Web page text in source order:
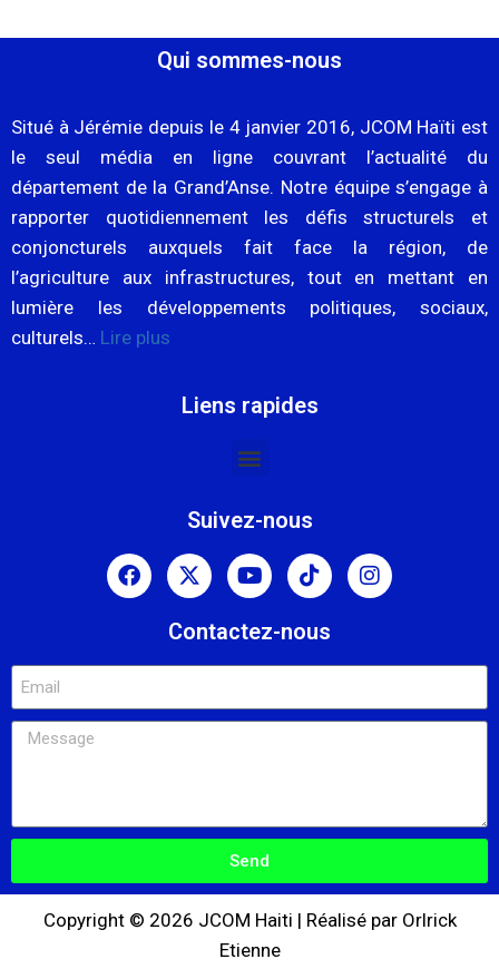
Qui sommes-nous
Situé à Jérémie depuis le 4 janvier 2016, JCOM Haïti est
le seul média en ligne couvrant l’actualité du
département de la Grand’Anse. Notre équipe s’engage à
rapporter quotidiennement les défis structurels et
conjoncturels auxquels fait face la région, de
l’agriculture aux infrastructures, tout en mettant en
lumière les développements politiques, sociaux,
culturels… Lire plus
Liens rapides
Suivez-nous
Contactez-nous
Send
Copyright © 2026 JCOM Haiti | Réalisé par Orlrick
Etienne